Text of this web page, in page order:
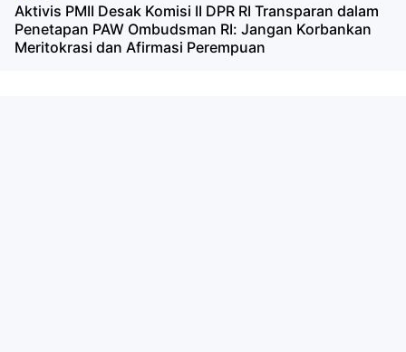
Aktivis PMII Desak Komisi II DPR RI Transparan dalam
Penetapan PAW Ombudsman RI: Jangan Korbankan
Meritokrasi dan Afirmasi Perempuan